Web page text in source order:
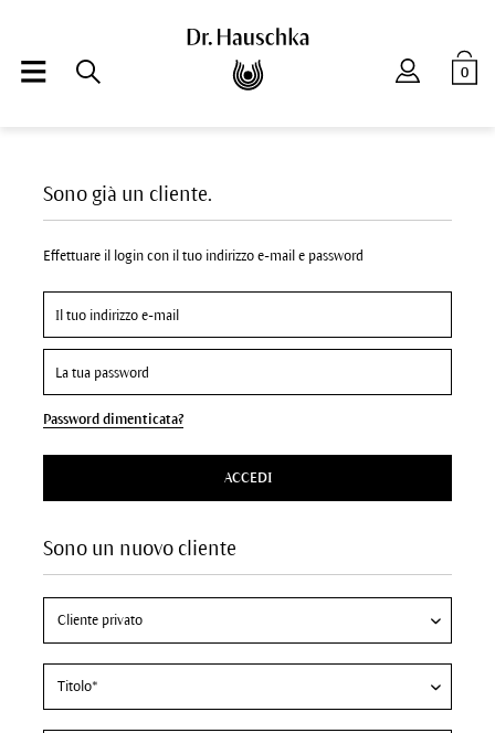
0
Sono un nuovo cliente
Sono già un cliente.
Effettuare il login con il tuo indirizzo e-mail e password
Password dimenticata?
ACCEDI